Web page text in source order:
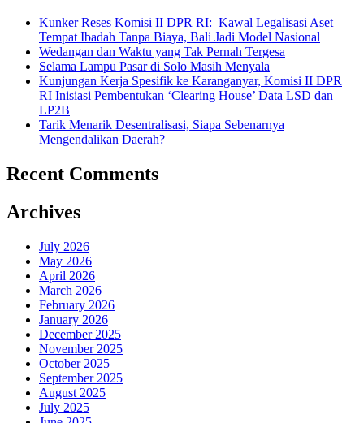
Kunker Reses Komisi II DPR RI: Kawal Legalisasi Aset
Tempat Ibadah Tanpa Biaya, Bali Jadi Model Nasional
Wedangan dan Waktu yang Tak Pernah Tergesa
Selama Lampu Pasar di Solo Masih Menyala
Kunjungan Kerja Spesifik ke Karanganyar, Komisi II DPR
RI Inisiasi Pembentukan ‘Clearing House’ Data LSD dan
LP2B
Tarik Menarik Desentralisasi, Siapa Sebenarnya
Mengendalikan Daerah?
Recent Comments
Archives
July 2026
May 2026
April 2026
March 2026
February 2026
January 2026
December 2025
November 2025
October 2025
September 2025
August 2025
July 2025